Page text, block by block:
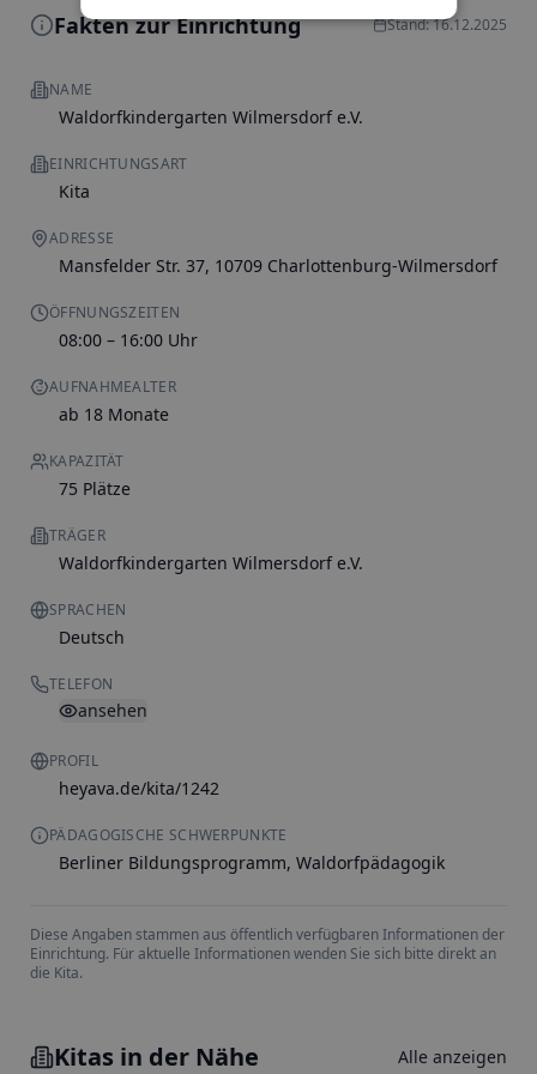
Fakten zur Einrichtung Stand: 16.12.2025
NAME
Waldorfkindergarten Wilmersdorf e.V.
EINRICHTUNGSART
Kita
ADRESSE
Mansfelder Str. 37, 10709 Charlottenburg-Wilmersdorf
ÖFFNUNGSZEITEN
08:00 – 16:00 Uhr
AUFNAHMEALTER
ab 18 Monate
KAPAZITÄT
75 Plätze
TRÄGER
Waldorfkindergarten Wilmersdorf e.V.
SPRACHEN
Deutsch
TELEFON
ansehen
PROFIL
heyava.de/kita/1242
PÄDAGOGISCHE SCHWERPUNKTE
Berliner Bildungsprogramm, Waldorfpädagogik
Diese Angaben stammen aus öffentlich verfügbaren Informationen der
Einrichtung. Für aktuelle Informationen wenden Sie sich bitte direkt an
die Kita.
Kitas in der Nähe Alle anzeigen